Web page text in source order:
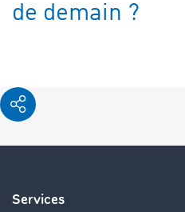
de demain ?
Services